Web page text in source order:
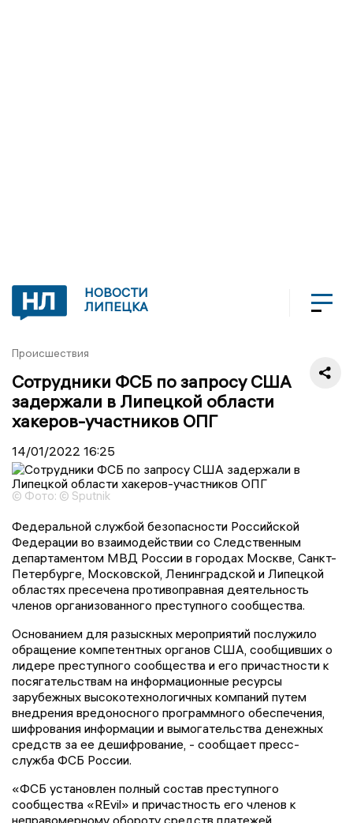
НОВОСТИ
ЛИПЕЦКА
Происшествия
Сотрудники ФСБ по запросу США
задержали в Липецкой области
хакеров-участников ОПГ
14/01/2022 16:25
© Фото: © Sputnik
Федеральной службой безопасности Российской
Федерации во взаимодействии со Следственным
департаментом МВД России в городах Москве, Санкт-
Петербурге, Московской, Ленинградской и Липецкой
областях пресечена противоправная деятельность
членов организованного преступного сообщества.
Основанием для разыскных мероприятий послужило
обращение компетентных органов США, сообщивших о
лидере преступного сообщества и его причастности к
посягательствам на информационные ресурсы
зарубежных высокотехнологичных компаний путем
внедрения вредоносного программного обеспечения,
шифрования информации и вымогательства денежных
средств за ее дешифрование, - сообщает пресс-
служба ФСБ России.
«ФСБ установлен полный состав преступного
сообщества «REvil» и причастность его членов к
неправомерному обороту средств платежей,